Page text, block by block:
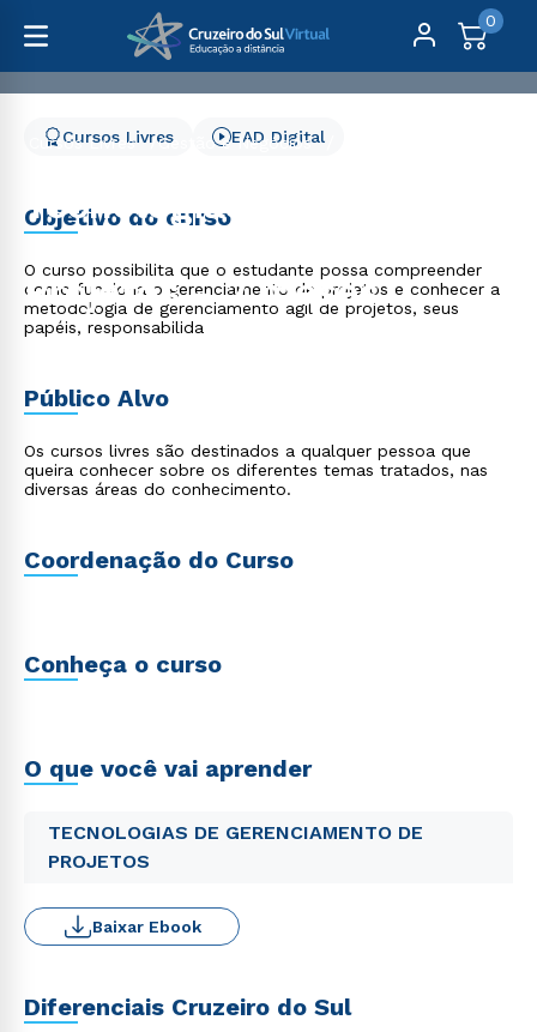
0
Cursos Livres
Gestão e Negócios
Tecnologias de
Gerenciamento de
Projetos - 2 meses
Cursos Livres EAD Digital
Objetivo do curso
O curso possibilita que o estudante possa compreender
como funciona o gerenciamento de projetos e conhecer a
metodologia de gerenciamento ágil de projetos, seus
papéis, responsabilida
Público Alvo
Os cursos livres são destinados a qualquer pessoa que
queira conhecer sobre os diferentes temas tratados, nas
diversas áreas do conhecimento.
Coordenação do Curso
Conheça o curso
O que você vai aprender
TECNOLOGIAS DE GERENCIAMENTO DE
PROJETOS
Baixar Ebook
Diferenciais Cruzeiro do Sul